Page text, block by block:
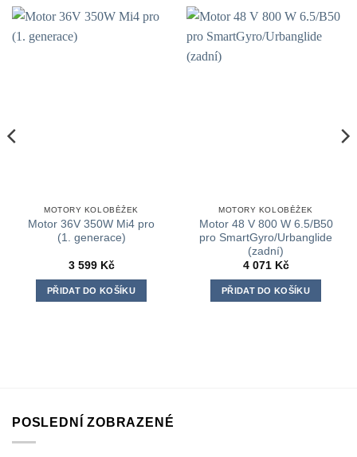
MOTORY KOLOBĚŽEK
Motor 36V 350W Mi4 pro
(1. generace)
3 599 Kč
PŘIDAT DO KOŠÍKU
MOTORY KOLOBĚŽEK
Motor 48 V 800 W 6.5/B50
pro SmartGyro/Urbanglide
(zadní)
4 071 Kč
PŘIDAT DO KOŠÍKU
POSLEDNÍ ZOBRAZENÉ